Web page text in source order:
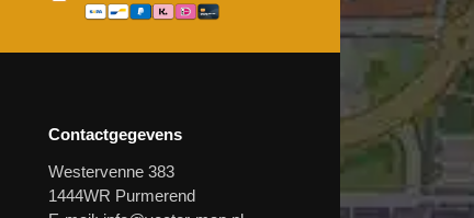
Contactgegevens
Westervenne 383
1444WR Purmerend